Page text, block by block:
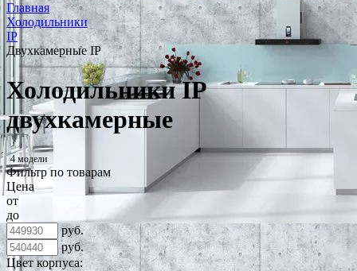
Главная
Холодильники
IP
Двухкамерные IP
Холодильники IP
двухкамерные
4 модели
Фильтр по товарам
Цена
от
до
руб.
руб.
Цвет корпуса: